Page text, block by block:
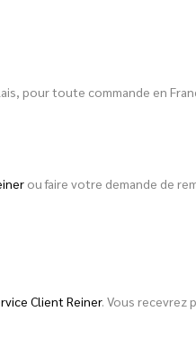
pour toute commande en
ou faire votre demande de
Client Reiner. Vous recevrez